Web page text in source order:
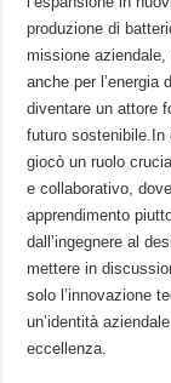
produzione di
missione
anche per
diventare un attore
futuro sostenibile.In
giocò un ruolo
e collaborativo,
apprendimento‍
dall’ingegnere⁣ al
mettere in
solo l’innovazione⁤
un’identità
⁤eccellenza.